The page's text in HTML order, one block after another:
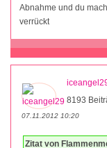
Abnahme und du
verrückt
8193
07.11.2012 10:20
Zitat von